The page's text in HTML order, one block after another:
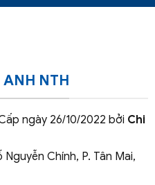
NTH
ngày 26/10/2022 bởi Chi
Nguyễn Chính, P. Tân Mai,